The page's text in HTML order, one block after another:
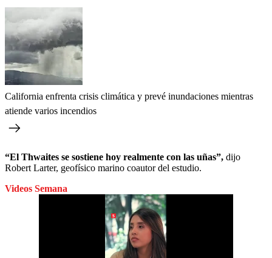
California enfrenta crisis climática y prevé inundaciones mientras
atiende varios incendios
“El Thwaites se sostiene hoy realmente con las uñas”, dijo
Robert Larter, geofísico marino coautor del estudio.
Videos Semana